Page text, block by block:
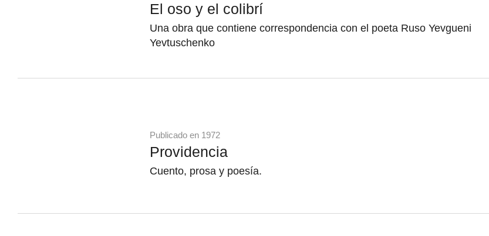
El oso y el colibrí
Una obra que contiene correspondencia con el poeta Ruso Yevgueni
Yevtuschenko
Publicado en 1972
Providencia
Cuento, prosa y poesía.